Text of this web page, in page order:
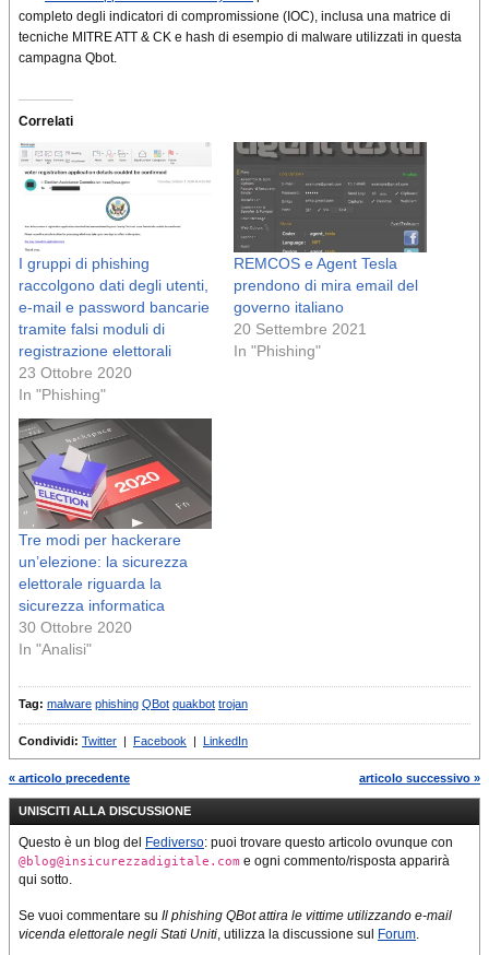
completo degli indicatori di compromissione (IOC), inclusa una matrice di
tecniche MITRE ATT & CK e hash di esempio di malware utilizzati in questa
campagna Qbot.
Correlati
I gruppi di phishing
raccolgono dati degli utenti,
e-mail e password bancarie
tramite falsi moduli di
registrazione elettorali
23 Ottobre 2020
In "Phishing"
REMCOS e Agent Tesla
prendono di mira email del
governo italiano
20 Settembre 2021
In "Phishing"
Tre modi per hackerare
un’elezione: la sicurezza
elettorale riguarda la
sicurezza informatica
30 Ottobre 2020
In "Analisi"
Tag: malware phishing QBot quakbot trojan
Condividi: Twitter | Facebook | LinkedIn
« articolo precedente articolo successivo »
UNISCITI ALLA DISCUSSIONE
Questo è un blog del Fediverso: puoi trovare questo articolo ovunque con
@blog@insicurezzadigitale.com e ogni commento/risposta apparirà
qui sotto.
Se vuoi commentare su Il phishing QBot attira le vittime utilizzando e-mail
vicenda elettorale negli Stati Uniti, utilizza la discussione sul Forum.